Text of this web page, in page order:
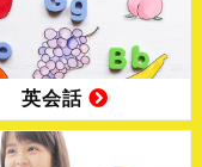
英会話